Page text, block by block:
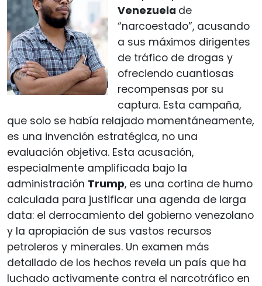
Venezuela de
“narcoestado”, acusando
a sus máximos dirigentes
de tráfico de drogas y
ofreciendo cuantiosas
recompensas por su
captura. Esta campaña,
que solo se había relajado momentáneamente,
es una invención estratégica, no una
evaluación objetiva. Esta acusación,
especialmente amplificada bajo la
administración Trump, es una cortina de humo
calculada para justificar una agenda de larga
data: el derrocamiento del gobierno venezolano
y la apropiación de sus vastos recursos
petroleros y minerales. Un examen más
detallado de los hechos revela un país que ha
luchado activamente contra el narcotráfico en